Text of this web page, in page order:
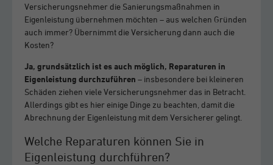
Versicherungsnehmer die Sanierungsmaßnahmen in
Eigenleistung übernehmen möchten – aus welchen Gründen
auch immer? Übernimmt die Versicherung dann auch die
Kosten?
Ja, grundsätzlich ist es auch möglich, Reparaturen in
Eigenleistung durchzuführen – insbesondere bei kleineren
Schäden ziehen viele Versicherungsnehmer das in Betracht.
Allerdings gibt es hier einige Dinge zu beachten, damit die
Abrechnung der Eigenleistung mit dem Versicherer gelingt.
Welche Reparaturen können Sie in
Eigenleistung durchführen?